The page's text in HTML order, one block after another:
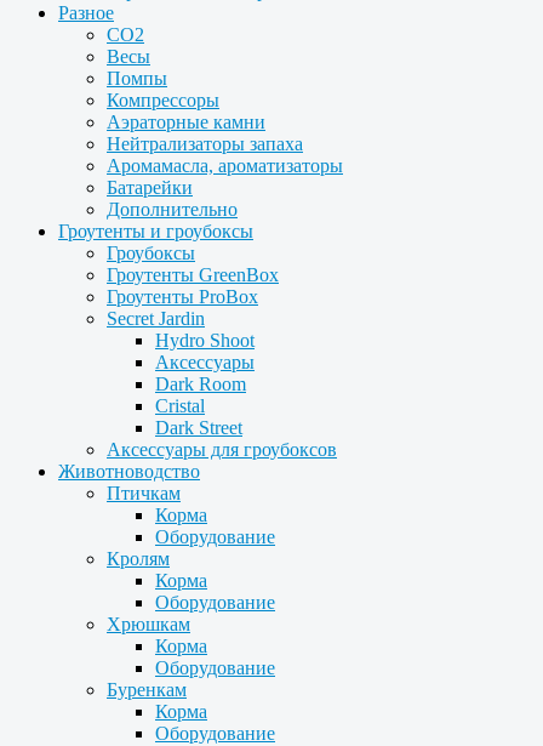
Разное
CO2
Весы
Помпы
Компрессоры
Аэраторные камни
Нейтрализаторы запаха
Аромамасла, ароматизаторы
Батарейки
Дополнительно
Гроутенты и гроубоксы
Гроубоксы
Гроутенты GreenBox
Гроутенты ProBox
Secret Jardin
Hydro Shoot
Аксессуары
Dark Room
Cristal
Dark Street
Аксессуары для гроубоксов
Животноводство
Птичкам
Корма
Оборудование
Кролям
Корма
Оборудование
Хрюшкам
Корма
Оборудование
Буренкам
Корма
Оборудование